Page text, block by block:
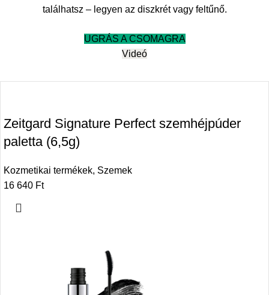
találhatsz – legyen az diszkrét vagy feltűnő.
UGRÁS A CSOMAGRA
Videó
Zeitgard Signature Perfect szemhéjpúder
paletta (6,5g)
Kozmetikai termékek, Szemek
16 640 Ft